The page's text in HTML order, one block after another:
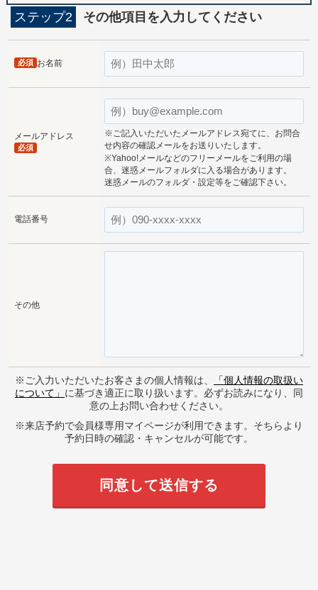
ステップ2 その他項目を入力してください
お名前
必須
メールアドレス
必須
※ご記入いただいたメールアドレス宛てに、お問合
せ内容の確認メールをお送りいたします。
※Yahoo!メールなどのフリーメールをご利用の場
合、迷惑メールフォルダに入る場合があります。
迷惑メールのフォルダ・設定等をご確認下さい。
電話番号
その他
※ご入力いただいたお客さまの個人情報は、
「個人情報の取扱い
について」 に基づき適正に取り扱います。必ずお読みになり、同
意の上お問い合わせください。
※来店予約で会員様専用マイページが利用できます。そちらより
予約日時の確認・キャンセルが可能です。